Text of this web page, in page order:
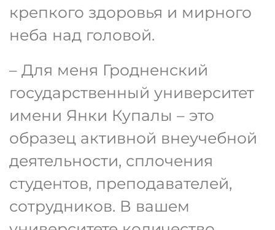
крепкого здоровья и мирного
неба над головой.
– Для меня Гродненский
государственный университет
имени Янки Купалы – это
образец активной внеучебной
деятельности, сплочения
студентов, преподавателей,
сотрудников. В вашем